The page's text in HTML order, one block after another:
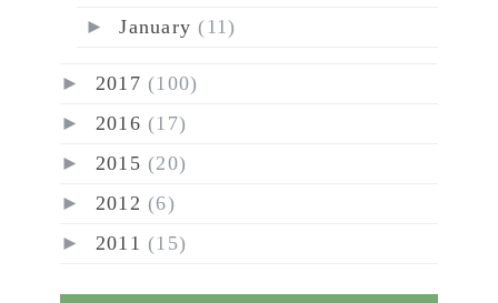
►January (11)
► 2017 (100)
► 2016 (17)
► 2015 (20)
► 2012 (6)
► 2011 (15)